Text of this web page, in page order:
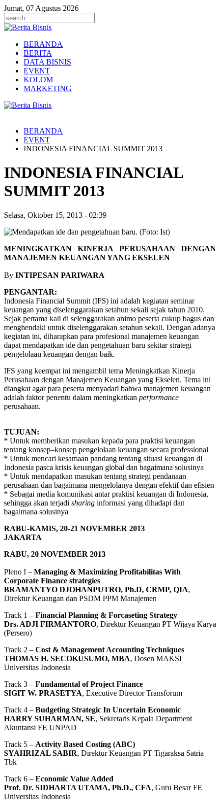
Jumat, 07 Agustus 2026
BERANDA
BERITA
DATA BISNIS
EVENT
KOLOM
MARKETING
BERANDA
EVENT
INDONESIA FINANCIAL SUMMIT 2013
INDONESIA FINANCIAL
SUMMIT 2013
Selasa, Oktober 15, 2013 - 02:39
MENINGKATKAN KINERJA PERUSAHAAN DENGAN
MANAJEMEN KEUANGAN YANG EKSELEN
By INTIPESAN PARIWARA
PENGANTAR:
Indonesia Financial Summit (IFS) ini adalah kegiatan seminar
keuangan yang diselenggarakan setahun sekali sejak tahun 2010.
Sejak pertama kali di selenggarakan animo peserta cukup bagus dan
menghendaki untuk diselenggarakan setahun sekali. Dengan adanya
kegiatan ini, diharapkan para profesional manajemen keuangan
dapat mendapatkan ide dan pengetahuan baru sekitar strategi
pengelolaan keuangan dengan baik.
IFS yang keempat ini mengambil tema Meningkatkan Kinerja
Perusahaan dengan Manajemen Keuangan yang Ekselen. Tema ini
diangkat agar para peserta menyadari bahwa manajemen keuangan
adalah faktor penentu dalam meningkatkan performance
perusahaan.
TUJUAN:
* Untuk memberikan masukan kepada para praktisi keuangan
tentang konsep–konsep pengelolaan keuangan secara professional
* Untuk mencari kesamaan pandang tentang situasi keuangan di
Indonesia pasca krisis keuangan global dan bagaimana solusinya
* Untuk mendapatkan masukan tentang strategi pendanaan
perusahaan dan bagaimana mengelolanya dengan efektif dan efisien
* Sebagai media komunikasi antar praktisi keuangan di Indonesia,
sehingga akan terjadi sharing informasi yang dihadapi dan
bagaimana solusinya
RABU-KAMIS, 20-21 NOVEMBER 2013
JAKARTA
RABU, 20 NOVEMBER 2013
Pleno I – Managing & Maximizing Profitabilitas With
Corporate Finance strategies
BRAMANTYO DJOHANPUTRO, Ph.D, CRMP, QIA,
Direktur Keuangan dan PSDM PPM Manajemen
Track 1 – Financial Planning & Forcaseting Strategy
Drs. ADJI FIRMANTORO, Direktur Keuangan PT Wijaya Karya
(Persero)
Track 2 – Cost & Management Accounting Techniques
THOMAS H. SECOKUSUMO, MBA, Dosen MAKSI
Universitas Indonesia
Track 3 – Fundamental of Project Finance
SIGIT W. PRASETYA, Executive Director Transforum
Track 4 – Budgeting Strategic In Uncertain Economic
HARRY SUHARMAN, SE, Sekretaris Kepala Department
Akuntansi FE UNPAD
Track 5 – Activity Based Costing (ABC)
SYAHRIZAL SABIR, Direktur Keuangan PT Tigaraksa Satria
Tbk
Track 6 – Economic Value Added
Prof. Dr. SIDHARTA UTAMA, Ph.D., CFA, Guru Besar FE
Universitas Indonesia